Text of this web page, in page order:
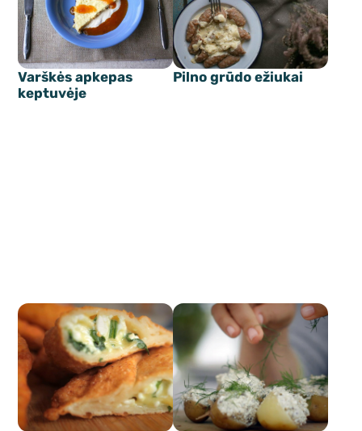
Varškės apkepas
keptuvėje
Pilno grūdo ežiukai